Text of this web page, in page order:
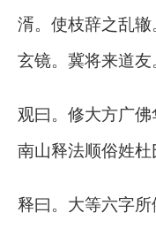
湑。使枝辞之乱
玄镜。冀将来道友
观曰。修大方广
南山释法顺俗姓杜
释曰。大等六字